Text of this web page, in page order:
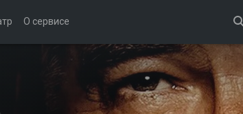
О сервисе